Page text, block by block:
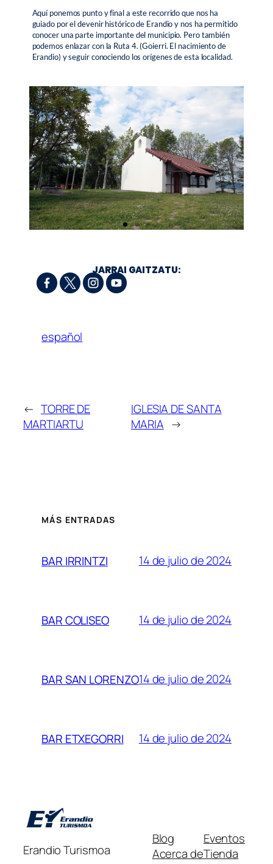
Aquí ponemos punto y final a este recorrido que nos ha
guiado por el devenir histórico de Erandio y nos ha permitido
conocer una parte importante del municipio. Pero también
podemos enlazar con la Ruta 4. (Goierri. El nacimiento de
Erandio) y seguir conociendo los orígenes de esta localidad.
JARRAI GAITZATU:
español
← TORRE DE
MARTIARTU
IGLESIA DE SANTA
MARIA →
MÁS ENTRADAS
BAR IRRINTZI 14 de julio de 2024
BAR COLISEO 14 de julio de 2024
BAR SAN LORENZO14 de julio de 2024
BAR ETXEGORRI 14 de julio de 2024
Erandio Turismoa
Blog
Acerca de
Eventos
Tienda